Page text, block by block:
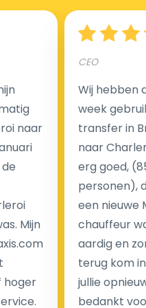
Hoeveel kost een
Een van de meest
luchthaventaxi's is een
tegenstelling tot
brengen wij u geen extra
nachtrit.
We hebben geen
wachttijd als uw vlucht
Kijk op onze website
transferkosten. Ons
mogelijke extra's die u
krijgt is transparant voor
naar
Mijn
hoger
CEO
Wij hebben
week
transfer in
naar
erg goed,
personen),
een nieuwe
chauffeur
aardig en
terug kom
jullie
bedankt